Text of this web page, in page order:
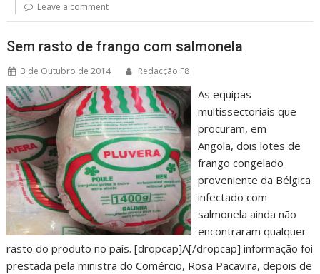
Leave a comment
Sem rasto de frango com salmonela
3 de Outubro de 2014 Redacção F8
As equipas
multissectoriais que
procuram, em
Angola, dois lotes de
frango congelado
proveniente da Bélgica
infectado com
salmonela ainda não
encontraram qualquer
rasto do produto no país. [dropcap]A[/dropcap] informação foi
prestada pela ministra do Comércio, Rosa Pacavira, depois de